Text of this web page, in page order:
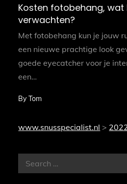
on
Kosten fotobehang, wat
verwachten?
Met fotobehang kun je jouw
een nieuwe prachtige look
goede eyecatcher voor je
een…
ByTom
www.snusspecialist.nl >
Search
for: